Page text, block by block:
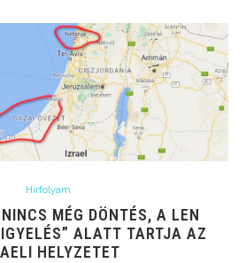
Hírfolyam
MÉG DÖNTÉS, A LEN
ALATT TARTJA AZ
HELYZETET